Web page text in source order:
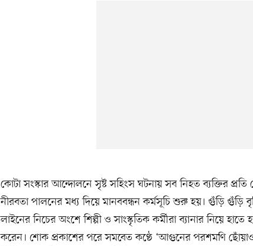
কোটা সংস্কার আন্দোলনে সৃষ্ট সহিংস ঘটনায় সব নিহত ব্যক্তির
নীরবতা পালনের মধ্য দিয়ে মানববন্ধন কর্মসূচি শুরু হয়। গুঁড়ি গুঁড়ি
লাইনের নিচের অংশে শিল্পী ও সাংস্কৃতিক কর্মীরা ব্যানার নিয়ে
করেন। শোক প্রকাশের পরে সমবেত কণ্ঠে ‘আগুনের পরশমণি ছোঁয়াও